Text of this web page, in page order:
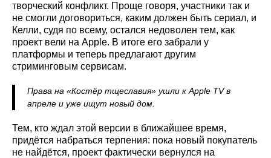
творческий конфликт. Проще говоря, участники так и
не смогли договориться, каким должен быть сериал, и
Келли, судя по всему, остался недоволен тем, как
проект вели на Apple. В итоге его забрали у
платформы и теперь предлагают другим
стриминговым сервисам.
Права на «Костёр тщеславия» ушли к Apple TV в
апреле и уже ищут новый дом.
Тем, кто ждал этой версии в ближайшее время,
придётся набраться терпения: пока новый покупатель
не найдётся, проект фактически вернулся на